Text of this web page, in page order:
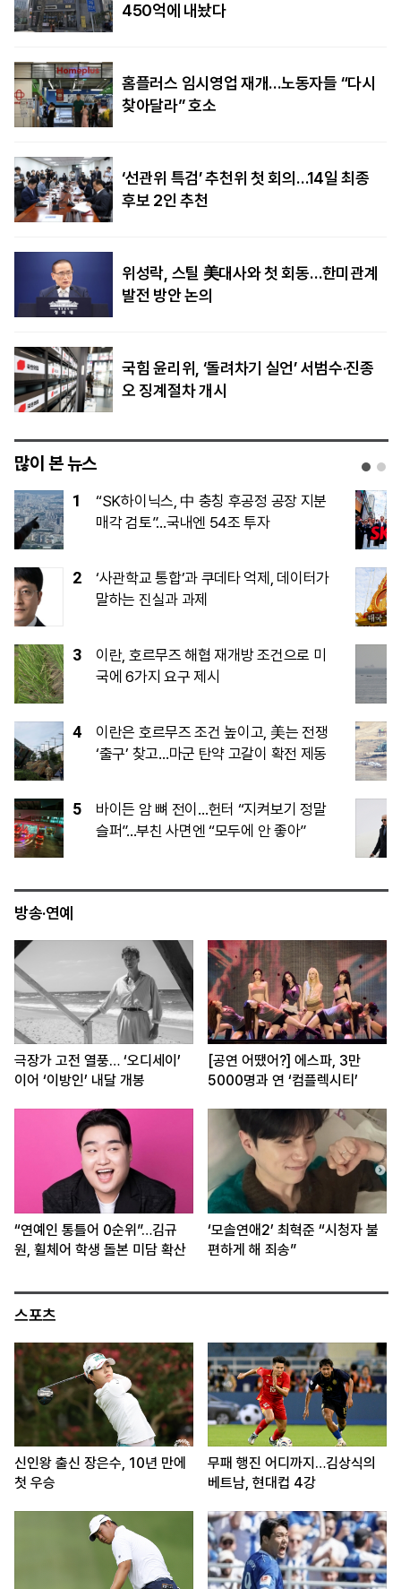
450억에 내놨다
홈플러스 임시영업 재개…노동자들 “다시
찾아달라” 호소
‘선관위 특검’ 추천위 첫 회의…14일 최종
후보 2인 추천
위성락, 스틸 美대사와 첫 회동…한미관계
발전 방안 논의
국힘 윤리위, ‘돌려차기 실언’ 서범수·진종
오 징계절차 개시
많이 본 뉴스
1
“SK하이닉스, 中 충칭 후공정 공장 지분
매각 검토”…국내엔 54조 투자
2
‘사관학교 통합’과 쿠데타 억제, 데이터가
말하는 진실과 과제
3
이란, 호르무즈 해협 재개방 조건으로 미
국에 6가지 요구 제시
이란은 호르무즈 조건 높이고, 美는 전쟁
‘출구’ 찾고…마군 탄약 고갈이 확전 제동
5
바이든 암 뼈 전이…헌터 “지켜보기 정말
슬퍼”...부친 사면엔 “모두에 안 좋아”
방송·연예
극장가 고전 열풍… ‘오디세이’
이어 ‘이방인’ 내달 개봉
[공연 어땠어?] 에스파, 3만
5000명과 연 ‘컴플렉시티’
“연예인 통틀어 0순위”…김규
원, 휠체어 학생 돌본 미담 확산
‘모솔연애2’ 최혁준 “시청자 불
편하게 해 죄송”
스포츠
신인왕 출신 장은수, 10년 만에
첫 우승
무패 행진 어디까지…김상식의
베트남, 현대컵 4강